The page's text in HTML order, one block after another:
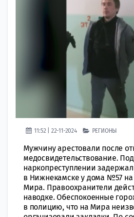
11:52 | 22-11-2024 РЕГИОНЫ
Мужчину арестовали после
медосвидетельствование.
наркопреступлении
в Нижнекамске у дома №57 на
Мира. Правоохранители
наводке. Обеспокоенные
в полицию, что на Мира